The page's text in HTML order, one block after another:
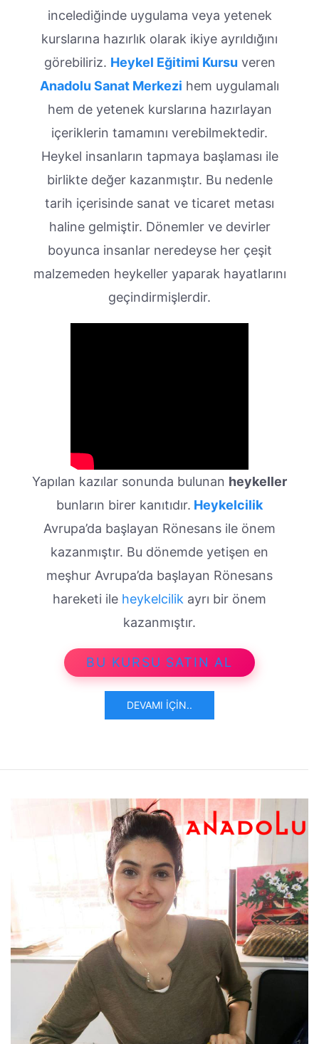
incelediğinde uygulama veya yetenek
kurslarına hazırlık olarak ikiye ayrıldığını
görebiliriz. Heykel Eğitimi Kursu veren
Anadolu Sanat Merkezi hem uygulamalı
hem de yetenek kurslarına hazırlayan
içeriklerin tamamını verebilmektedir.
Heykel insanların tapmaya başlaması ile
birlikte değer kazanmıştır. Bu nedenle
tarih içerisinde sanat ve ticaret metası
haline gelmiştir. Dönemler ve devirler
boyunca insanlar neredeyse her çeşit
malzemeden heykeller yaparak hayatlarını
geçindirmişlerdir.
Yapılan kazılar sonunda bulunan heykeller
bunların birer kanıtıdır. Heykelcilik
Avrupa’da başlayan Rönesans ile önem
kazanmıştır. Bu dönemde yetişen en
meşhur Avrupa’da başlayan Rönesans
hareketi ile heykelcilik ayrı bir önem
kazanmıştır.
BU KURSU SATIN AL
DEVAMI İÇIN..